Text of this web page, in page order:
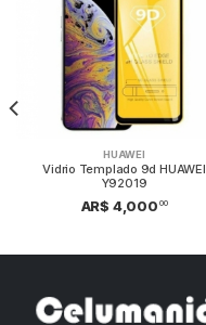
HUAWEI
Vidrio Templado 9d HUAWEI
Y92019
AR$ 4,000 00